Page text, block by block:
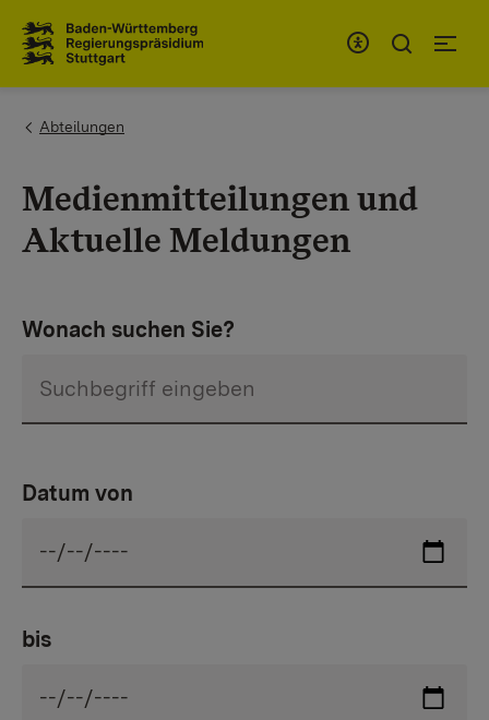
You are here:
Abteilungen
Medienmitteilungen und
Aktuelle Meldungen
Wonach suchen Sie?
Datum von
bis